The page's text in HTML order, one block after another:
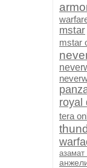
mstar
mstar
royal
tera